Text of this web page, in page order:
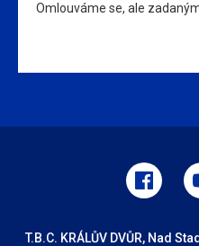
Omlouváme se, ale
T.B.C. KRÁLŮV DVŮR, Nad